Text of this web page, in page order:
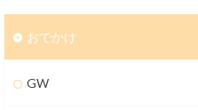
おでかけ
GW